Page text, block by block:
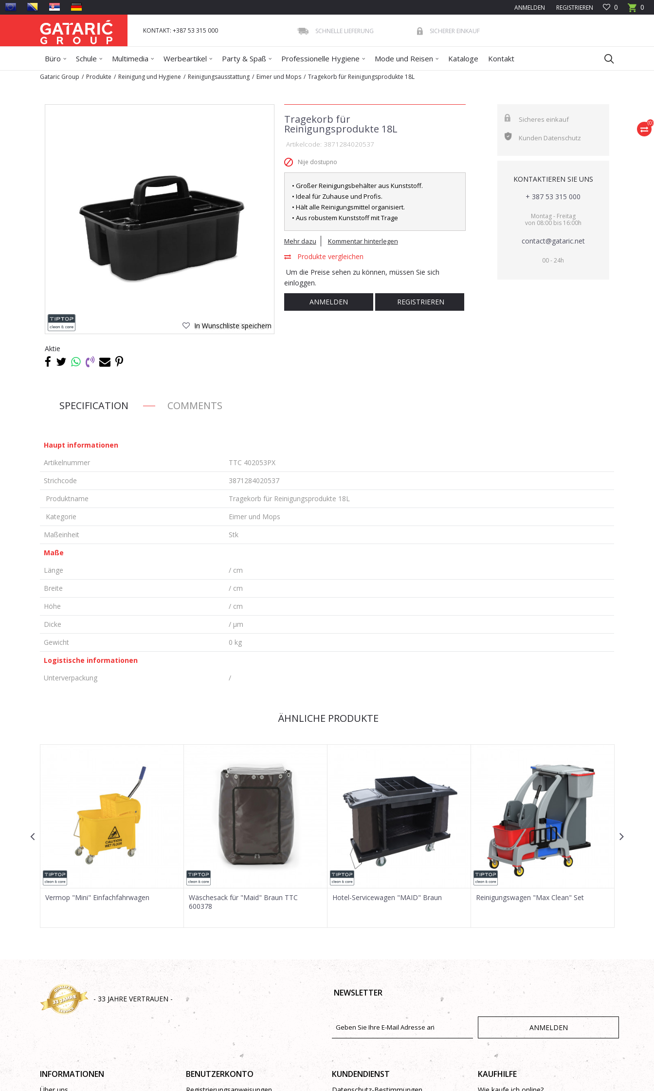
0
0
ANMELDEN REGISTRIEREN
KONTAKT: +387 53 315 000 SCHNELLE LIEFERUNG SICHERER EINKAUF
Büro Schule Multimedia Werbeartikel Party & Spaß Professionelle Hygiene Mode und Reisen Kataloge Kontakt
(0)
Gataric Group Produkte Reinigung und Hygiene Reinigungsausstattung Eimer und Mops Tragekorb für Reinigungsprodukte 18L
In Wunschliste speichern
Aktie
Tragekorb für
Reinigungsprodukte 18L
Artikelcode: 3871284020537
Nije dostupno
• Großer Reinigungsbehälter aus Kunststoff.
• Ideal für Zuhause und Profis.
• Hält alle Reinigungsmittel organisiert.
• Aus robustem Kunststoff mit Trage
Mehr dazu Kommentar hinterlegen
Produkte vergleichen
Um die Preise sehen zu können, müssen Sie sich
einloggen.
ANMELDEN REGISTRIEREN
Sicheres einkauf
Kunden Datenschutz
KONTAKTIEREN SIE UNS
+ 387 53 315 000
Montag - Freitag
von 08:00 bis 16:00h
contact@gataric.net
00 - 24h
SPECIFICATION COMMENTS
Haupt informationen
Artikelnummer
TTC 402053PX
Strichcode
3871284020537
Produktname
Tragekorb für Reinigungsprodukte 18L
Kategorie
Eimer und Mops
Maßeinheit
Stk
Maße
Länge
/ cm
Breite
/ cm
Höhe
/ cm
Dicke
/ µm
Gewicht
0 kg
Logistische informationen
Unterverpackung
/
ÄHNLICHE PRODUKTE
Vermop "Mini" Einfachfahrwagen
Wäschesack für "Maid" Braun TTC
600378
Hotel-Servicewagen "MAID" Braun Reinigungswagen "Max Clean" Set
- 33 JAHRE VERTRAUEN -
NEWSLETTER
ANMELDEN
INFORMATIONEN BENUTZERKONTO KUNDENDIENST KAUFHILFE